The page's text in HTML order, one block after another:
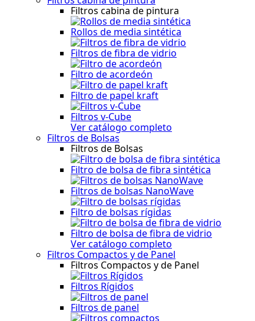
Filtros cabina de pintura
Rollos de media sintética
Filtros de fibra de vidrio
Filtro de acordeón
Filtro de papel kraft
Filtros v-Cube
Ver catálogo completo
Filtros de Bolsas
Filtros de Bolsas
Filtro de bolsa de fibra sintética
Filtros de bolsas NanoWave
Filtro de bolsas rígidas
Filtro de bolsa de fibra de vidrio
Ver catálogo completo
Filtros Compactos y de Panel
Filtros Compactos y de Panel
Filtros Rígidos
Filtros de panel